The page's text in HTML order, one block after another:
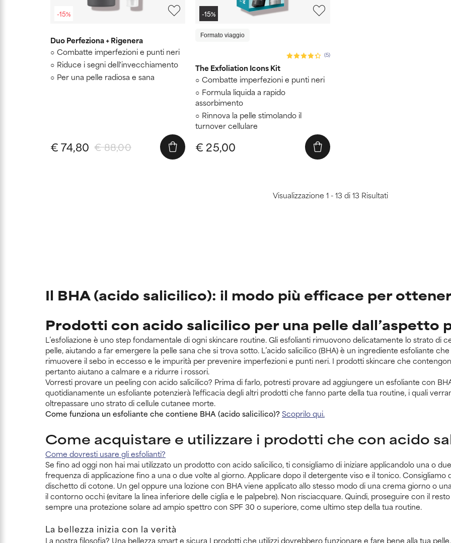
-15%
Duo Perfeziona + Rigenera
Combatte imperfezioni e punti neri
Riduce i segni dell'invecchiamento
Per una pelle radiosa e sana
€ 88,00
€ 74,80
-15%
Formato viaggio
(5)
The Exfoliation Icons Kit
Combatte imperfezioni e punti neri
Formula liquida a rapido
assorbimento
Rinnova la pelle stimolando il
turnover cellulare
€ 25,00
Visualizzazione 1 - 13 di 13 Risultati
Il BHA (acido salicilico): il modo più efficace per
Prodotti con acido salicilico per una pelle dall’aspetto
L’esfoliazione è uno step fondamentale di ogni skincare routine. Gli esfolianti rimuovono delicatamente lo strato di
pelle, aiutando a far emergere la pelle sana che si trova sotto. L’acido salicilico (BHA) è un ingrediente esfoliante
rimuovere il sebo in eccesso e le impurità per prevenire imperfezioni e punti neri. I prodotti skincare che
pertanto aiutano a calmare e a ridurre i rossori.
Vorresti provare un peeling con acido salicilico? Prima di farlo, potresti provare ad aggiungere un esfoliante con
quotidianamente un esfoliante potenzierà l'efficacia degli altri prodotti che fanno parte della tua routine, i quali
oltrepassare uno strato di cellule cutanee morte.
Come funziona un esfoliante che contiene BHA (acido salicilico)?Scoprilo qui.
Come acquistare e utilizzare i prodotti che con acido
Come dovresti usare gli esfolianti?
Se fino ad oggi non hai mai utilizzato un prodotto con acido salicilico, ti consigliamo di iniziare applicandolo una o
frequenza di applicazione fino a una o due volte al giorno. Applicare dopo il detergente viso e il tonico. Consigliamo
dischetto di cotone. Un gel oppure una lozione con BHA viene applicato allo stesso modo di una crema giorno o
il contorno occhi (evitare la linea inferiore delle ciglia e le palpebre). Non risciacquare. Quindi, proseguire con il
sempre una protezione solare ad ampio spettro con SPF 30 o superiore, come ultimo step della tua routine.
La bellezza inizia con la verità
La nostra filosofia? Una bellezza smart e sicura I prodotti che utilizzi dovrebbero funzionare e fare bene alla tua